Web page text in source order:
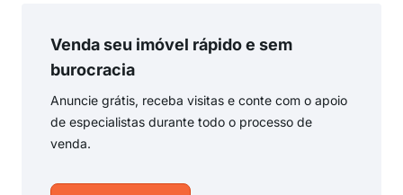
Venda seu imóvel rápido e sem
burocracia
Anuncie grátis, receba visitas e conte com o apoio
de especialistas durante todo o processo de
venda.